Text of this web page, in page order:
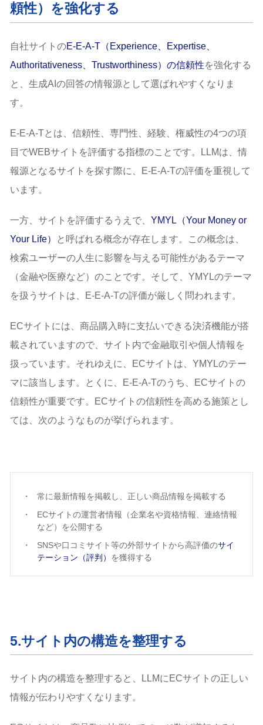
頼性）を強化する
自社サイトのE-E-A-T（Experience、Expertise、
Authoritativeness、Trustworthiness）の信頼性を強化する
と、生成AIの回答の情報源として選ばれやすくなりま
す。
E-E-A-Tとは、信頼性、専門性、経験、権威性の4つの項
目でWEBサイトを評価する指標のことです。LLMは、情
報源となるサイトを探す際に、E-E-A-Tの評価を重視して
います。
一方、サイトを評価するうえで、 YMYL（Your Money or
Your Life）
と呼ばれる概念が存在します。この概念は、
検索ユーザーの人生に影響を与える可能性があるテーマ
（金融や医療など）のことです。そして、YMYLのテーマ
を扱うサイトは、E-E-A-Tの評価が厳しく問われます。
ECサイトには、商品購入時に支払いできる決済機能が搭
載されていますので、サイト内で金融取引や個人情報を
扱っています。それゆえに、ECサイトは、YMYLのテー
マに該当します。とくに、E-E-A-Tのうち、ECサイトの
信頼性が重要です。ECサイトの信頼性を高める施策とし
ては、次のようなものが挙げられます。
常に最新情報を掲載し、正しい商品情報を掲載する
ECサイトの運営者情報（企業名や資格情報、連絡情報
など）を公開する
SNSや口コミサイト等の外部サイトから高評価のサイ
テーション（評判） を獲得する
5.サイト内の構造を整理する
サイト内の構造を整理すると、LLMにECサイトの正しい
情報が伝わりやすくなります。